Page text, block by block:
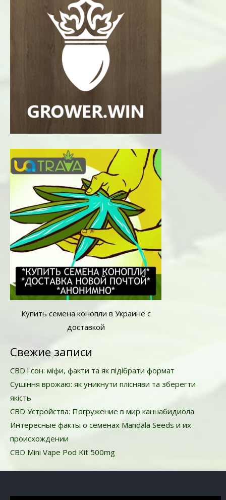
Купить семена конопли в Украине с
доставкой
Свежие записи
CBD і сон: міфи, факти та як підібрати формат
Сушіння врожаю: як уникнути плісняви та зберегти
якість
CBD Устройства: Погружение в мир каннабидиола
Интересные факты о семенах Mandala Seeds и их
происхождении
CBD Mini Vape Pod Kit 500mg